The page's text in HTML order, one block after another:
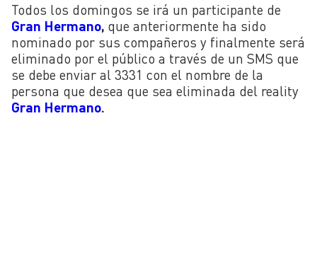
Todos los domingos se irá un participante de
Gran Hermano, que anteriormente ha sido
nominado por sus compañeros y finalmente será
eliminado por el público a través de un SMS que
se debe enviar al 3331 con el nombre de la
persona que desea que sea eliminada del reality
Gran Hermano.